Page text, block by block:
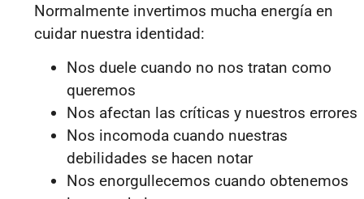
Normalmente invertimos mucha energía en
cuidar nuestra identidad:
Nos duele cuando no nos tratan como
queremos
Nos afectan las críticas y nuestros errores
Nos incomoda cuando nuestras
debilidades se hacen notar
Nos enorgullecemos cuando obtenemos